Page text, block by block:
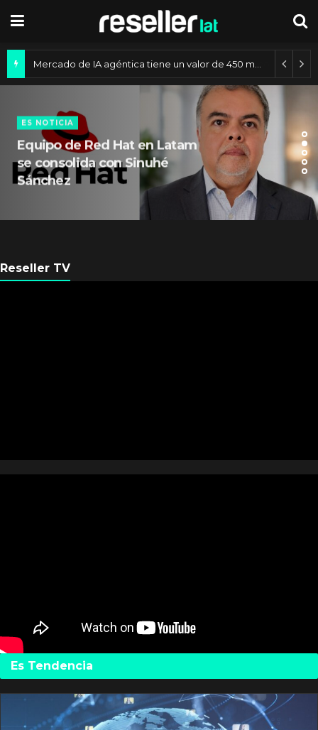
ES NOTICIA
Equipo de Red Hat en Latam
se consolida con Sinuhé
Sánchez
Reseller TV
Es Tendencia